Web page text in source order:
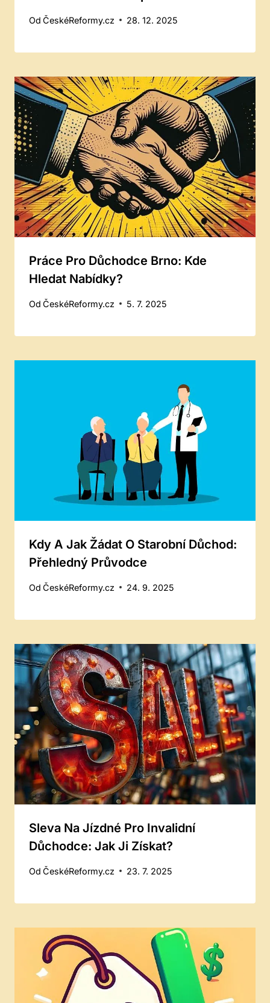
Od ČeskéReformy.cz 28. 12. 2025
Práce Pro Důchodce Brno: Kde
Hledat Nabídky?
Od ČeskéReformy.cz 5. 7. 2025
Kdy A Jak Žádat O Starobní Důchod:
Přehledný Průvodce
Od ČeskéReformy.cz 24. 9. 2025
Sleva Na Jízdné Pro Invalidní
Důchodce: Jak Ji Získat?
Od ČeskéReformy.cz 23. 7. 2025